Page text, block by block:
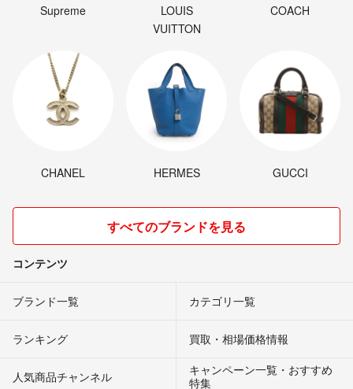
Supreme
LOUIS
VUITTON
COACH
CHANEL HERMES GUCCI
すべてのブランドを見る
コンテンツ
ブランド一覧 カテゴリ一覧
ランキング 買取・相場価格情報
人気商品チャンネル
キャンペーン一覧・おすすめ
特集